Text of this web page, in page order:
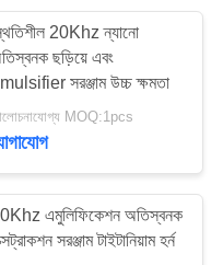
ডিভাইস
90
48
20Khz ন্যানো
ছড়িয়ে এবং
সরঞ্জাম উচ্চ ক্ষমতা
MOQ:1pcs
এমুলিফিকেশন অতিস্বনক
সরঞ্জাম টাইটানিয়াম হর্ন